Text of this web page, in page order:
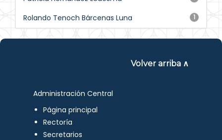
1
Rolando Tenoch Bárcenas Luna
Volver arriba ∧
Administración Central
Página principal
Rectoría
Secretarios